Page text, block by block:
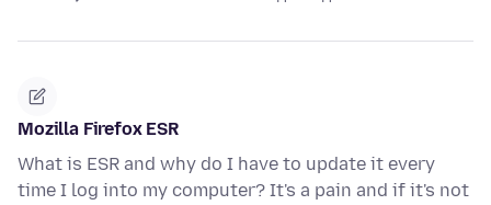
Mozilla Firefox ESR
What is ESR and why do I have to update it every
time I log into my computer? It's a pain and if it's not